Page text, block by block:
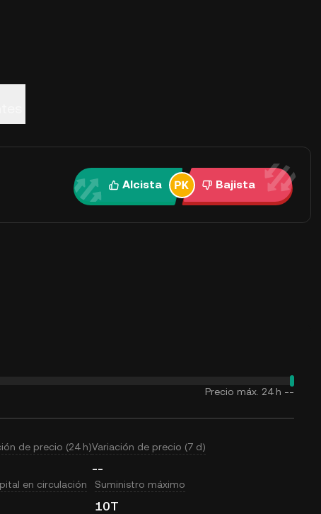
Alcista Bajista
Precio máx. 24 h --
de precio (24 h)Variación de precio (7 d)
--
en circulación Suministro máximo
10T